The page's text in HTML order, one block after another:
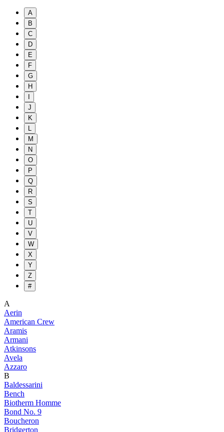
A
B
C
D
E
F
G
H
J
K
L
M
N
O
P
Q
R
S
T
U
V
W
X
Y
Z
#
A
Aerin
American Crew
Aramis
Armani
Atkinsons
Avela
Azzaro
B
Baldessarini
Bench
Biotherm Homme
Bond No. 9
Boucheron
Bridgerton